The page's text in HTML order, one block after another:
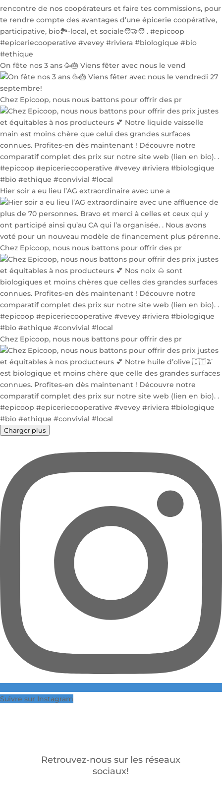
On fête nos 3 ans 🥳🎂 Viens fêter avec nous le vend
Chez Epicoop, nous nous battons pour offrir des pr
Hier soir a eu lieu l’AG extraordinaire avec une a
Chez Epicoop, nous nous battons pour offrir des pr
Chez Epicoop, nous nous battons pour offrir des pr
Charger plus
Suivre sur Instagram
Retrouvez-nous sur les réseaux
sociaux!